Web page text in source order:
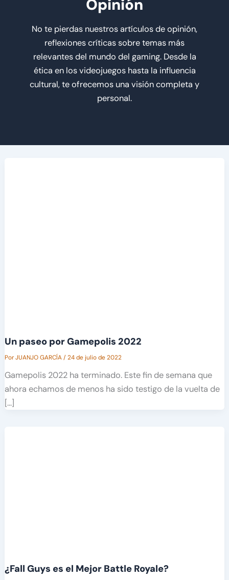
Opinión
No te pierdas nuestros artículos de opinión,
reflexiones críticas sobre temas más
relevantes del mundo del gaming. Desde la
ética en los videojuegos hasta la influencia
cultural, te ofrecemos una visión completa y
personal.
Un paseo por Gamepolis 2022
PorJUANJO GARCÍA/24 de julio de 2022
Gamepolis 2022 ha terminado. Este fin de semana que
ahora echamos de menos ha sido testigo de la vuelta de
[…]
¿Fall Guys es el Mejor Battle Royale?